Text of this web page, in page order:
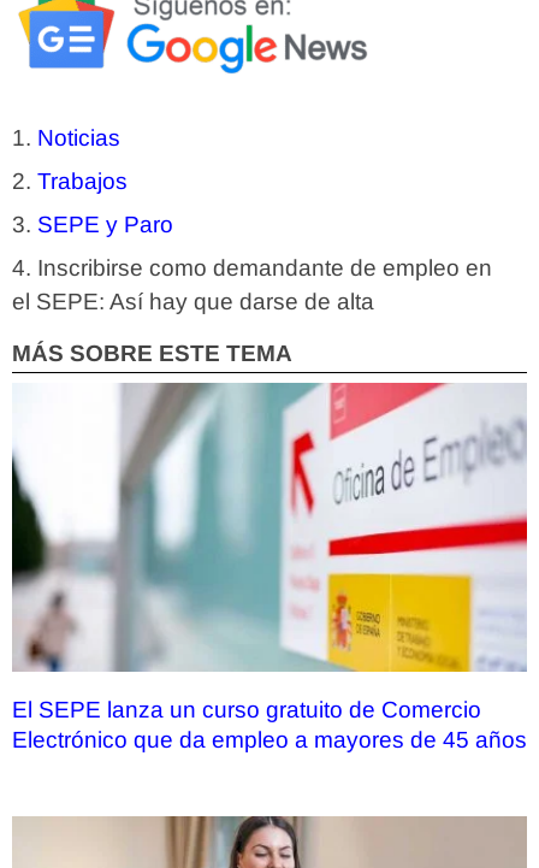
Noticias
Trabajos
SEPE y Paro
Inscribirse como demandante de empleo en
el SEPE: Así hay que darse de alta
MÁS SOBRE ESTE TEMA
El SEPE lanza un curso gratuito de Comercio
Electrónico que da empleo a mayores de 45 años